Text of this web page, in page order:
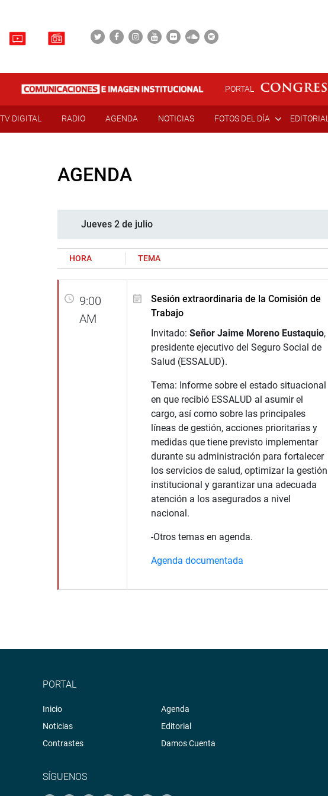
PORTAL
TV DIGITAL RADIO AGENDA NOTICIAS FOTOS DEL DÍA EDITORIAL
AGENDA
Jueves 2 de julio
HORA TEMA
9:00
AM
Sesión extraordinaria de la Comisión de
Trabajo
Invitado: Señor Jaime Moreno Eustaquio,
presidente ejecutivo del Seguro Social de
Salud (ESSALUD).
Tema: Informe sobre el estado situacional
en que recibió ESSALUD al asumir el
cargo, así como sobre las principales
líneas de gestión, acciones prioritarias y
medidas que tiene previsto implementar
durante su administración para fortalecer
los servicios de salud, optimizar la gestión
institucional y garantizar una adecuada
atención a los asegurados a nivel
nacional.
-Otros temas en agenda.
Agenda documentada
PORTAL
Inicio
Noticias
Contrastes
Agenda
Editorial
Damos Cuenta
SÍGUENOS